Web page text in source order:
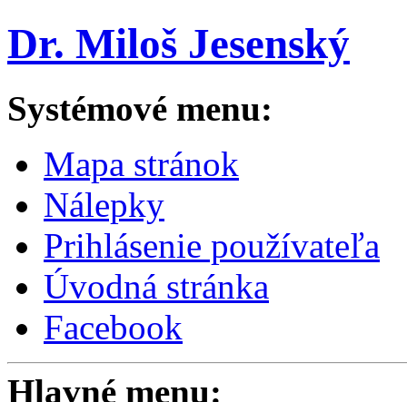
Dr. Miloš Jesenský
Systémové menu:
Mapa stránok
Nálepky
Prihlásenie používateľa
Úvodná stránka
Facebook
Hlavné menu: